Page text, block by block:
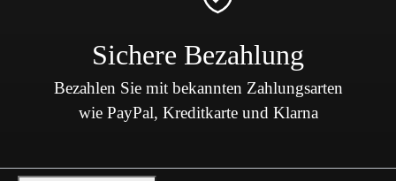
Sichere Bezahlung
Bezahlen Sie mit bekannten Zahlungsarten
wie PayPal, Kreditkarte und Klarna